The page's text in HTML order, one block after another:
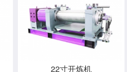
22寸开炼机